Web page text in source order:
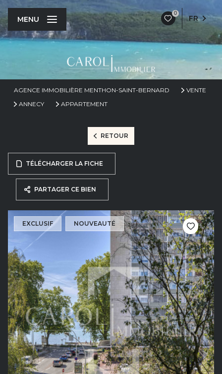
0
FR
MENU
AGENCE IMMOBILIÈRE MENTHON-SAINT-BERNARD
VENTE
ANNECY
APPARTEMENT
RETOUR
TÉLÉCHARGER LA FICHE
PARTAGER CE BIEN
EXCLUSIF NOUVEAUTÉ